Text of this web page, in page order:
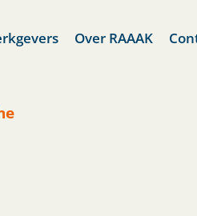
Over RAAAK